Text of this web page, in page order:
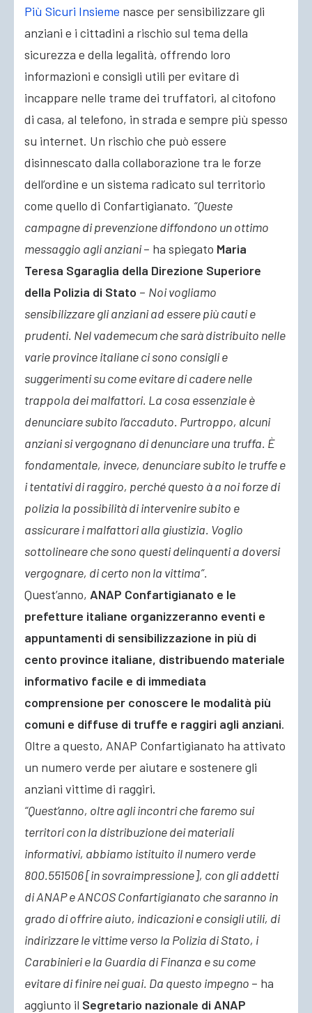
Più Sicuri Insieme nasce per sensibilizzare gli
anziani e i cittadini a rischio sul tema della
sicurezza e della legalità, offrendo loro
informazioni e consigli utili per evitare di
incappare nelle trame dei truffatori, al citofono
di casa, al telefono, in strada e sempre più spesso
su internet. Un rischio che può essere
disinnescato dalla collaborazione tra le forze
dell’ordine e un sistema radicato sul territorio
come quello di Confartigianato. “Queste
campagne di prevenzione diffondono un ottimo
messaggio agli anziani– ha spiegato Maria
Teresa Sgaraglia della Direzione Superiore
della Polizia di Stato – Noi vogliamo
sensibilizzare gli anziani ad essere più cauti e
prudenti. Nel vademecum che sarà distribuito nelle
varie province italiane ci sono consigli e
suggerimenti su come evitare di cadere nelle
trappola dei malfattori. La cosa essenziale è
denunciare subito l’accaduto. Purtroppo, alcuni
anziani si vergognano di denunciare una truffa. È
fondamentale, invece, denunciare subito le truffe e
i tentativi di raggiro, perché questo à a noi forze di
polizia la possibilità di intervenire subito e
assicurare i malfattori alla giustizia. Voglio
sottolineare che sono questi delinquenti a doversi
vergognare, di certo non la vittima”.
Quest’anno, ANAP Confartigianato e le
prefetture italiane organizzeranno eventi e
appuntamenti di sensibilizzazione in più di
cento province italiane, distribuendo materiale
informativo facile e di immediata
comprensione per conoscere le modalità più
comuni e diffuse di truffe e raggiri agli anziani.
Oltre a questo, ANAP Confartigianato ha attivato
un numero verde per aiutare e sostenere gli
anziani vittime di raggiri.
“Quest’anno, oltre agli incontri che faremo sui
territori con la distribuzione dei materiali
informativi, abbiamo istituito il numero verde
800.551506 [in sovraimpressione], con gli addetti
di ANAP e ANCOS Confartigianato che saranno in
grado di offrire aiuto, indicazioni e consigli utili, di
indirizzare le vittime verso la Polizia di Stato, i
Carabinieri e la Guardia di Finanza e su come
evitare di finire nei guai. Da questo impegno – ha
aggiunto il Segretario nazionale di ANAP